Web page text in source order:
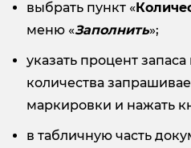
выбрать пункт «
меню «Заполнить»;
указать процент
количества
маркировки и нажать
в табличную часть